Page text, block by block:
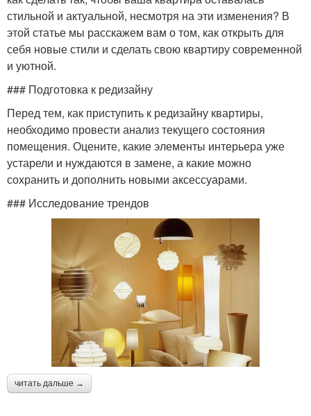
стильной и актуальной, несмотря на эти изменения? В
этой статье мы расскажем вам о том, как открыть для
себя новые стили и сделать свою квартиру современной
и уютной.
### Подготовка к редизайну
Перед тем, как приступить к редизайну квартиры,
необходимо провести анализ текущего состояния
помещения. Оцените, какие элементы интерьера уже
устарели и нуждаются в замене, а какие можно
сохранить и дополнить новыми аксессуарами.
### Исследование трендов
читать дальше →